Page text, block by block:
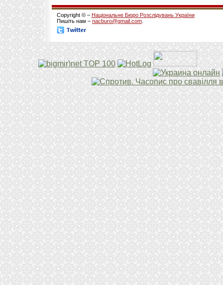
Copyright © – Національне Бюро Розслідувань України
Пишіть нам – nacburo@gmail.com